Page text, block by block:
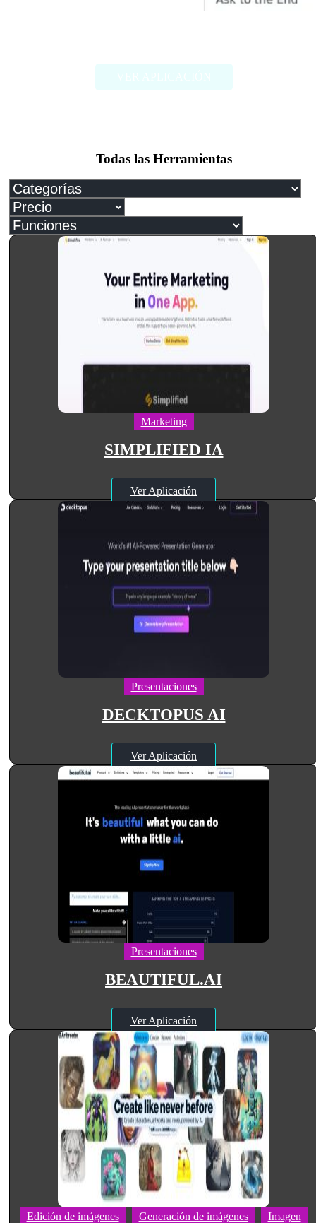
Todas las Herramientas
Marketing
SIMPLIFIED IA
Ver Aplicación
Presentaciones
DECKTOPUS AI
Ver Aplicación
Presentaciones
BEAUTIFUL.AI
Ver Aplicación
Edición de imágenes Generación de imágenes Imagen